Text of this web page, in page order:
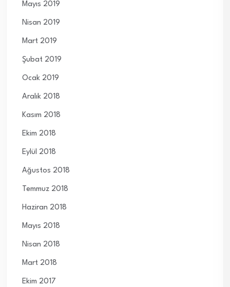
Mayıs 2019
Nisan 2019
Mart 2019
Şubat 2019
Ocak 2019
Aralık 2018
Kasım 2018
Ekim 2018
Eylül 2018
Ağustos 2018
Temmuz 2018
Haziran 2018
Mayıs 2018
Nisan 2018
Mart 2018
Ekim 2017